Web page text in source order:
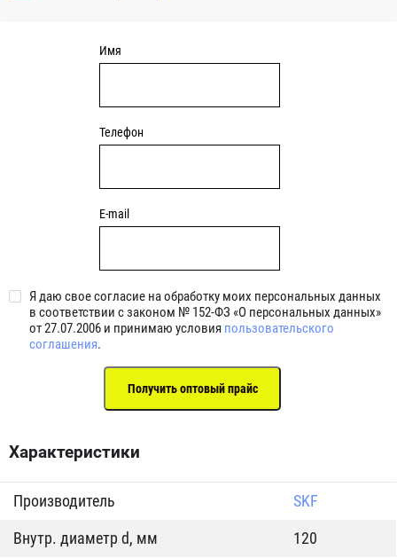
Имя
Телефон
E-mail
Я даю свое согласие на обработку моих персональных данных
в соответствии с законом № 152-ФЗ «О персональных данных»
от 27.07.2006 и принимаю условия пользовательского
соглашения.
Характеристики
Производитель
SKF
Внутр. диаметр d, мм
120